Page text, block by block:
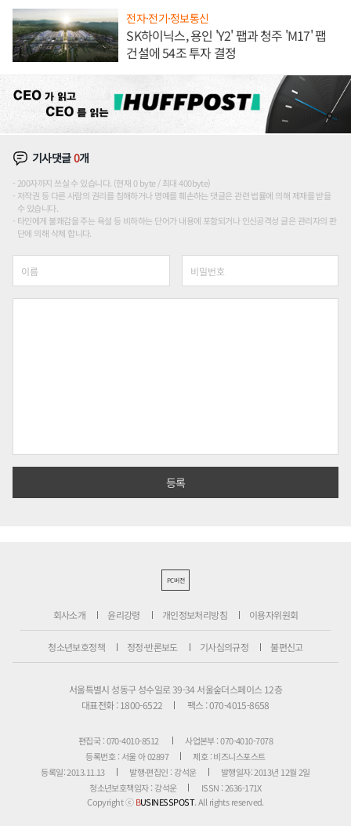
전자·전기·정보통신
SK하이닉스, 용인 'Y2' 팹과 청주 'M17' 팹
건설에 54조 투자 결정
기사댓글0개
200자까지 쓰실 수 있습니다. (현재 0 byte / 최대 400byte)
저작권 등 다른 사람의 권리를 침해하거나 명예를 훼손하는 댓글은 관련 법률에 의해 제재를 받을
수 있습니다.
타인에게 불쾌감을 주는 욕설 등 비하하는 단어가 내용에 포함되거나 인신공격성 글은 관리자의 판
단에 의해 삭제 합니다.
PC버전
회사소개 윤리강령 개인정보처리방침 이용자위원회
청소년보호정책 정정·반론보도 기사심의규정 불편신고
서울특별시 성동구 성수일로 39-34 서울숲더스페이스 12층
대표전화 : 1800-6522
팩스 : 070-4015-8658
편집국 : 070-4010-8512
사업본부 : 070-4010-7078
등록번호 : 서울 아 02897
제호 : 비즈니스포스트
등록일: 2013.11.13
발행·편집인 : 강석운
발행일자: 2013년 12월 2일
청소년보호책임자 : 강석운
ISSN : 2636-171X
Copyright ⓒBUSINESSPOST. All rights reserved.